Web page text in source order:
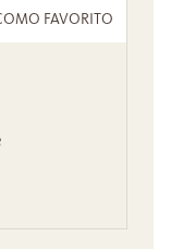
FAVORITO